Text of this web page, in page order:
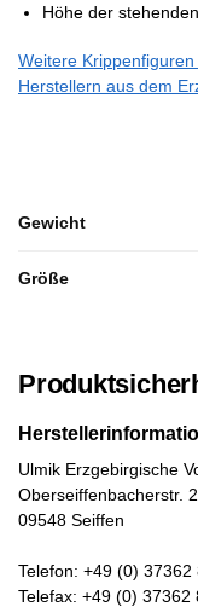
Höhe der
Weitere
Herstellern aus dem
Gewicht
Größe
Ulmik Erzgebirgische
Oberseiffenbacherstr.
09548 Seiffen
Telefon: +49 (0) 37362
Telefax: +49 (0) 37362